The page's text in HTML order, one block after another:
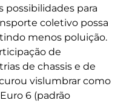
possibilidades para
coletivo possa
menos poluição.
de
de chassis e de
vislumbrar como
6 (padrão